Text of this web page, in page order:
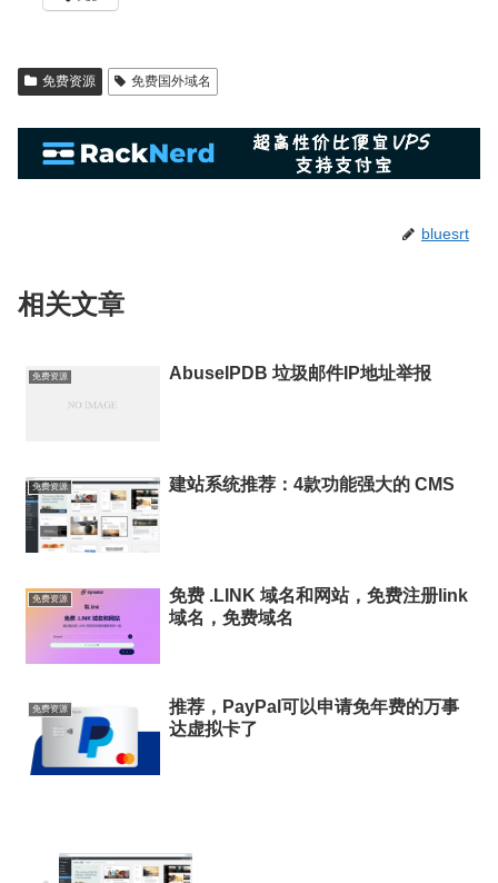
免费资源 免费国外域名
bluesrt
相关文章
免费资源 AbuseIPDB 垃圾邮件IP地址举报
免费资源 建站系统推荐：4款功能强大的 CMS
免费资源
免费 .LINK 域名和网站，免费注册link
域名，免费域名
免费资源
推荐，PayPal可以申请免年费的万事
达虚拟卡了